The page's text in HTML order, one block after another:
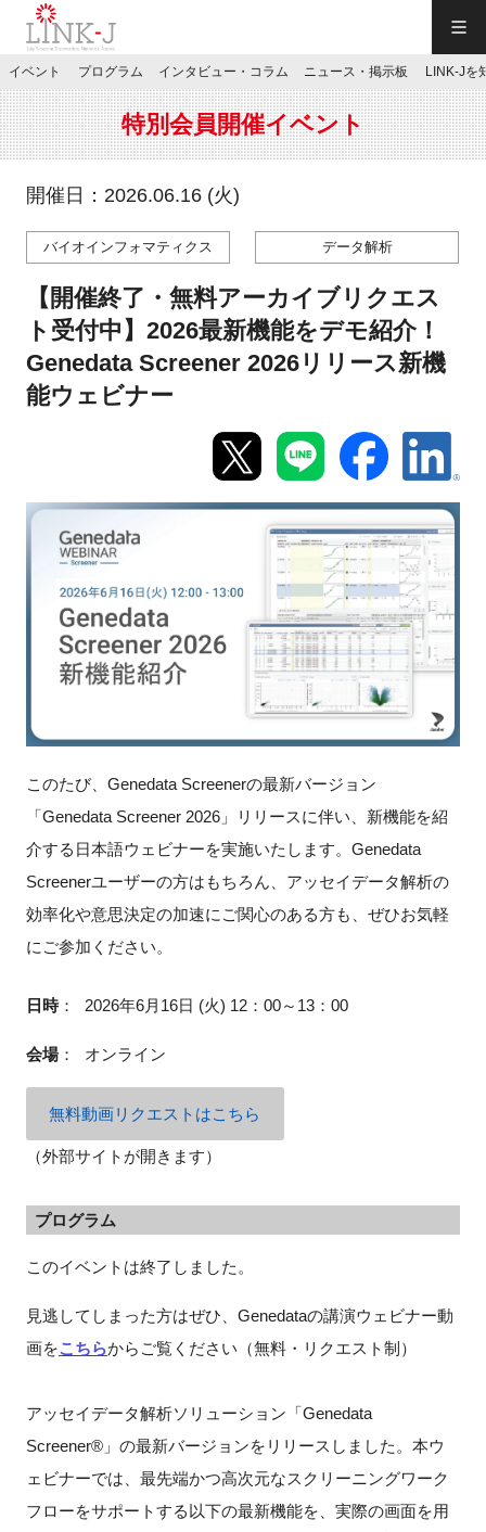
JP／EN
特別会員専用メニュー
施設ご予約
お問い合わせ
新規登録
イベント
プログラム
LINK-Jを知る
施設・アクセス
イベントお知らせメール登録
イベント プログラム インタビュー・コラム ニュース・掲示板 LINK-Jを
特別会員開催イベント
開催日：2026.06.16 (火)
バイオインフォマティクス データ解析
【開催終了・無料アーカイブリクエス
ト受付中】2026最新機能をデモ紹介！
Genedata Screener 2026リリース新機
能ウェビナー
このたび、Genedata Screenerの最新バージョン
「Genedata Screener 2026」リリースに伴い、新機能を紹
介する日本語ウェビナーを実施いたします。Genedata
Screenerユーザーの方はもちろん、アッセイデータ解析の
効率化や意思決定の加速にご関心のある方も、ぜひお気軽
にご参加ください。
日時： 2026年6月16日 (火) 12：00～13：00
会場： オンライン
無料動画リクエストはこちら
（外部サイトが開きます）
プログラム
このイベントは終了しました。
見逃してしまった方はぜひ、Genedataの講演ウェビナー動
画をこちらからご覧ください（無料・リクエスト制）
アッセイデータ解析ソリューション「Genedata
Screener®」の最新バージョンをリリースしました。本ウ
ェビナーでは、最先端かつ高次元なスクリーニングワーク
フローをサポートする以下の最新機能を、実際の画面を用